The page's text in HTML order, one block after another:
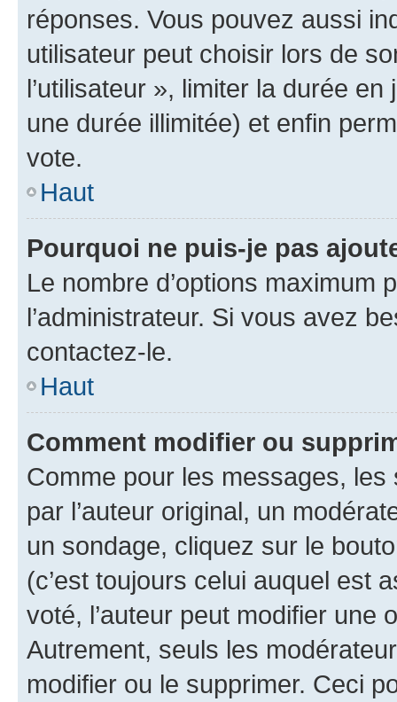
réponses. Vous pouvez aussi
utilisateur peut choisir lors de
l’utilisateur », limiter la durée
une durée illimitée) et enfin
vote.
Haut
Pourquoi ne puis-je pas
Le nombre d’options maximum
l’administrateur. Si vous avez
contactez-le.
Haut
Comment modifier ou
Comme pour les messages,
par l’auteur original, un
un sondage, cliquez sur le
(c’est toujours celui auquel est
voté, l’auteur peut modifier une
Autrement, seuls les
modifier ou le supprimer. Ceci